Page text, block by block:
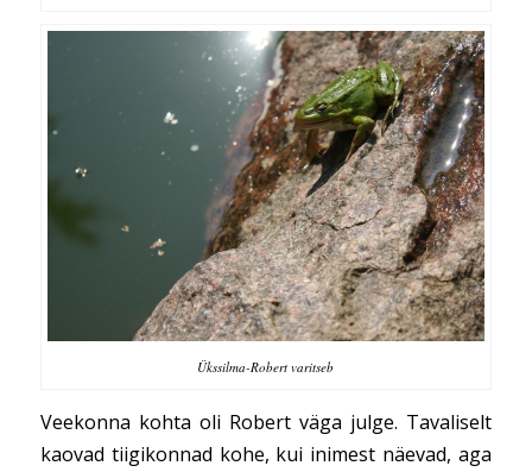
Ükssilma-Robert varitseb
Veekonna kohta oli Robert väga julge. Tavaliselt
kaovad tiigikonnad kohe, kui inimest näevad, aga